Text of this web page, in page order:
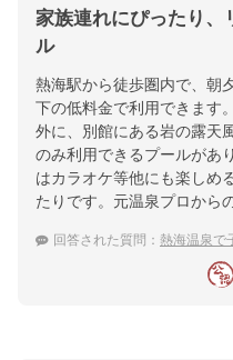
家族連れにぴったり、
ル
熱海駅から徒歩圏内で、朝
下の低料金で利用できます
外に、別館にある岩の露天
のみ利用できるプールがあ
はカラオケ等他にも楽しめ
たりです。元温泉プロから
回答された質問： 熱海温泉で子